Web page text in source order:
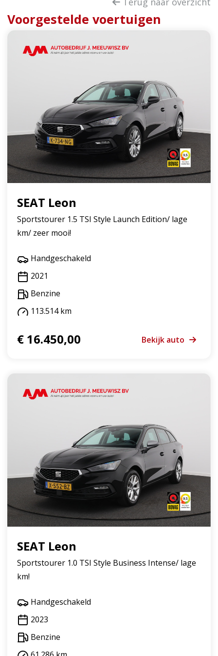
Voorgestelde voertuigen
SEAT Leon
Sportstourer 1.5 TSI Style Launch Edition/ lage
km/ zeer mooi!
Handgeschakeld
2021
Benzine
113.514 km
€ 16.450,00 Bekijk auto
SEAT Leon
Sportstourer 1.0 TSI Style Business Intense/ lage
km!
Handgeschakeld
2023
Benzine